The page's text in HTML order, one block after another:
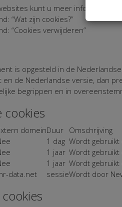
kunt u meer informatie
“Wat zijn cookies?”
“Cookies verwijderen”
is opgesteld in de
en de Nederlandse versie, dan
begrippen en in
cookies
domeinDuur Omschrijving
1 dag Wordt
1 jaar Wordt gebruikt
1 jaar Wordt gebruikt
data.net sessieWordt door